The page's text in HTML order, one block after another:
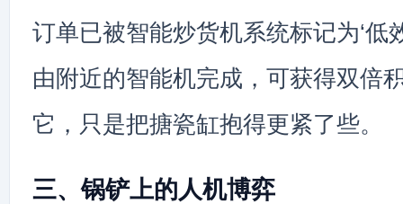
订单已被智能炒货机系统标记为‘低
由附近的智能机完成，可获得双倍
它，只是把搪瓷缸抱得更紧了些。
三、锅铲上的人机博弈